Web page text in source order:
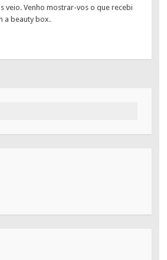
veio. Venho mostrar-vos o que recebi
a beauty box.